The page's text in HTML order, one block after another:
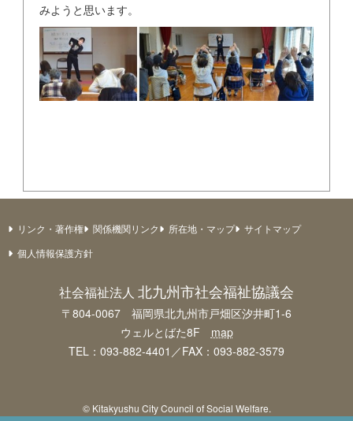
みようと思います。
リンク・著作権 関係機関リンク 所在地・マップ
サイトマップ
個人情報保護方針
社会福祉法人 北九州市社会福祉協議会
〒804-0067 福岡県北九州市戸畑区汐井町1-6
ウェルとばた8F map
TEL：093-882-4401／FAX：093-882-3579
© Kitakyushu City Council of Social Welfare.